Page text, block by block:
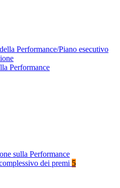
Performance/Piano esecutivo
Performance
sulla Performance
dei premi 5